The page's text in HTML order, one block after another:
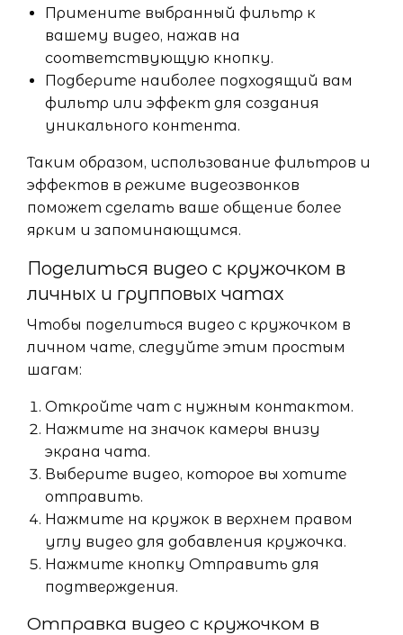
Примените выбранный фильтр к
вашему видео, нажав на
соответствующую кнопку.
Подберите наиболее подходящий вам
фильтр или эффект для создания
уникального контента.
Таким образом, использование фильтров и
эффектов в режиме видеозвонков
поможет сделать ваше общение более
ярким и запоминающимся.
Поделиться видео с кружочком в
личных и групповых чатах
Чтобы поделиться видео с кружочком в
личном чате, следуйте этим простым
шагам:
Откройте чат с нужным контактом.
Нажмите на значок камеры внизу
экрана чата.
Выберите видео, которое вы хотите
отправить.
Нажмите на кружок в верхнем правом
углу видео для добавления кружочка.
Нажмите кнопку Отправить для
подтверждения.
Отправка видео с кружочком в